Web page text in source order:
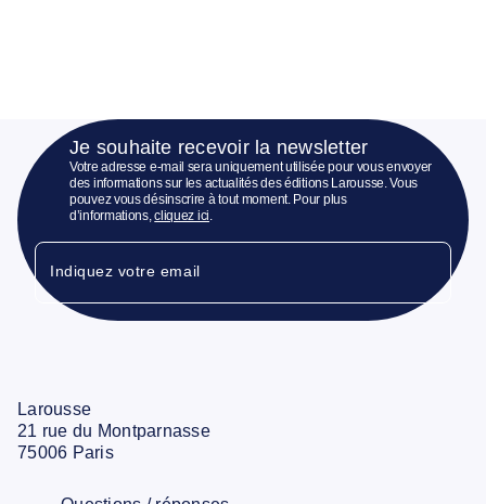
Je souhaite recevoir la newsletter
Votre adresse e-mail sera uniquement utilisée pour vous envoyer
des informations sur les actualités des éditions Larousse. Vous
pouvez vous désinscrire à tout moment. Pour plus
d’informations,cliquez ici.
Indiquez votre email
Larousse
21 rue du Montparnasse
75006 Paris